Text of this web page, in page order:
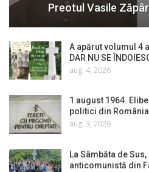
Preotul Vasile
A apărut volumul 4
DAR NU SE
aug. 4, 2026
1 august 1964.
politici din
aug. 3, 2026
La Sâmbăta de
anticomunistă din